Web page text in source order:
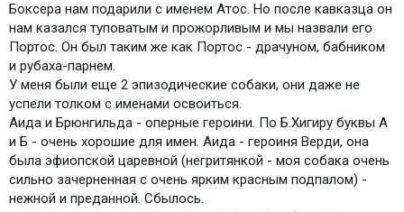
Боксера нам подарили с именем Атос. Но после кавказца он
нам казался туповатым и прожорливым и мы назвали его
Портос. Он был таким же как Портос - драчуном, бабником
и рубаха-парнем.
У меня были еще 2 эпизодические собаки, они даже не
успели толком с именами освоиться.
Аида и Брюнгильда - оперные героини. По Б.Хигиру буквы А
и Б - очень хорошие для имен. Аида - героиня Верди, она
была эфиопской царевной (негритянкой - моя собака очень
сильно зачерненная с очень ярким красным подпалом) -
нежной и преданной. Сбылось.